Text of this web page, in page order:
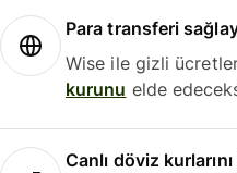
Para transferi
Wise ile gizli
kurunu elde
Canlı döviz